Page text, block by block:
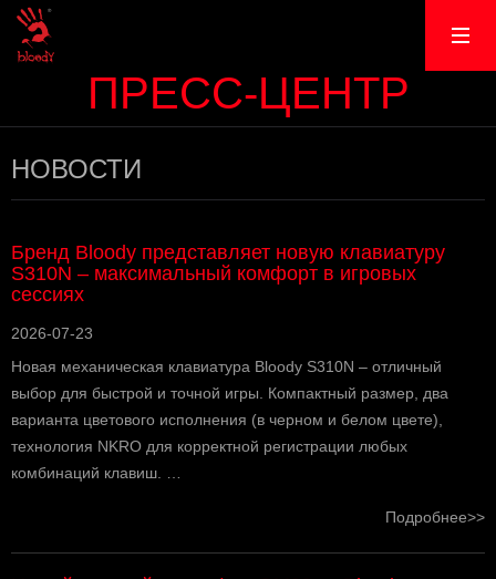
ПРЕСС-ЦЕНТР
НОВОСТИ
Бренд Bloody представляет новую клавиатуру
S310N – максимальный комфорт в игровых
сессиях
2026-07-23
Новая механическая клавиатура Bloody S310N – отличный
выбор для быстрой и точной игры. Компактный размер, два
варианта цветового исполнения (в черном и белом цвете),
технология NKRO для корректной регистрации любых
комбинаций клавиш. …
Подробнее>>